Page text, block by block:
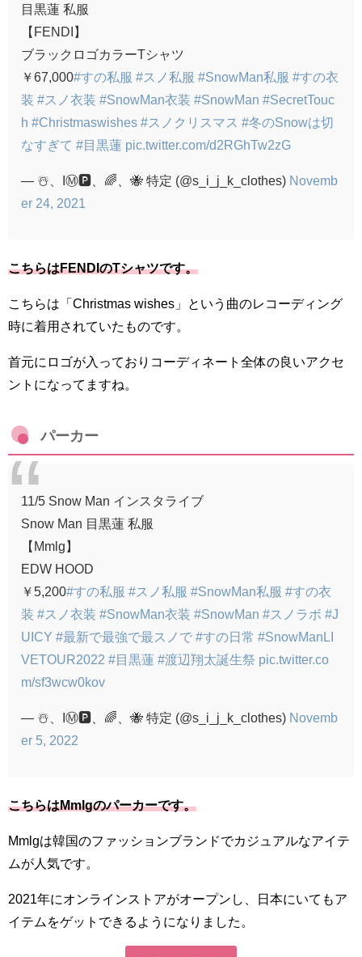
目黒蓮 私服
【FENDI】
ブラックロゴカラーTシャツ
￥67,000#すの私服 #スノ私服 #SnowMan私服 #すの衣
装 #スノ衣装 #SnowMan衣装 #SnowMan #SecretTouc
h #Christmaswishes #スノクリスマス #冬のSnowは切
なすぎて #目黒蓮 pic.twitter.com/d2RGhTw2zG
— ☃️、IⓂ️🅿️、🌈、🐝 特定 (@s_i_j_k_clothes) Novemb
er 24, 2021
こちらはFENDIのTシャツです。
こちらは 「Christmas wishes」という曲のレコーディング
時に着用されていたものです。
首元にロゴが入っておりコーディネート全体の良いアクセ
ントになってますね。
パーカー
11/5 Snow Man インスタライブ
Snow Man 目黒蓮 私服
【Mmlg】
EDW HOOD
￥5,200#すの私服 #スノ私服 #SnowMan私服 #すの衣
装 #スノ衣装 #SnowMan衣装 #SnowMan #スノラボ #J
UICY #最新で最強で最スノで #すの日常 #SnowManLI
VETOUR2022 #目黒蓮 #渡辺翔太誕生祭 pic.twitter.co
m/sf3wcw0kov
— ☃️、IⓂ️🅿️、🌈、🐝 特定 (@s_i_j_k_clothes) Novemb
er 5, 2022
こちらはMmlgのパーカーです。
Mmlgは韓国のファッションブランドでカジュアルなアイテ
ムが人気です。
2021年にオンラインストアがオープンし、日本にいてもア
イテムをゲットできるようになりました。